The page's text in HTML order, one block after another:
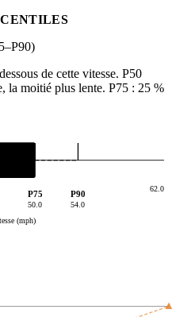
de cette vitesse. P50
la moitié plus lente. P75 : 25 %
62.0
P75
50.0
P90
54.0
(mph)